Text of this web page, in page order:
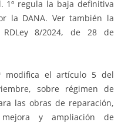
1º regula la baja definitiva
la DANA. Ver también la
8/2024, de 28 de
modifica el artículo 5 del
sobre régimen de
las obras de reparación,
mejora y ampliación de